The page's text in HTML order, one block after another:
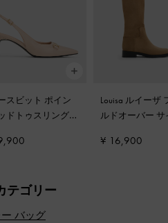
スビット ポイン
ドトゥスリングバ
Louisa ルイーザ
ルドオーバー サ
¥ 16,900
テゴリー
バッグ